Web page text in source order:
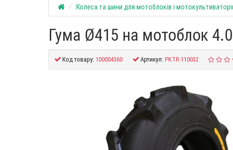
Колеса та шини для мотоблоків і
Гума Ø415 на мотоблок
Код товару:100004360 Артикул:PKTR-110032